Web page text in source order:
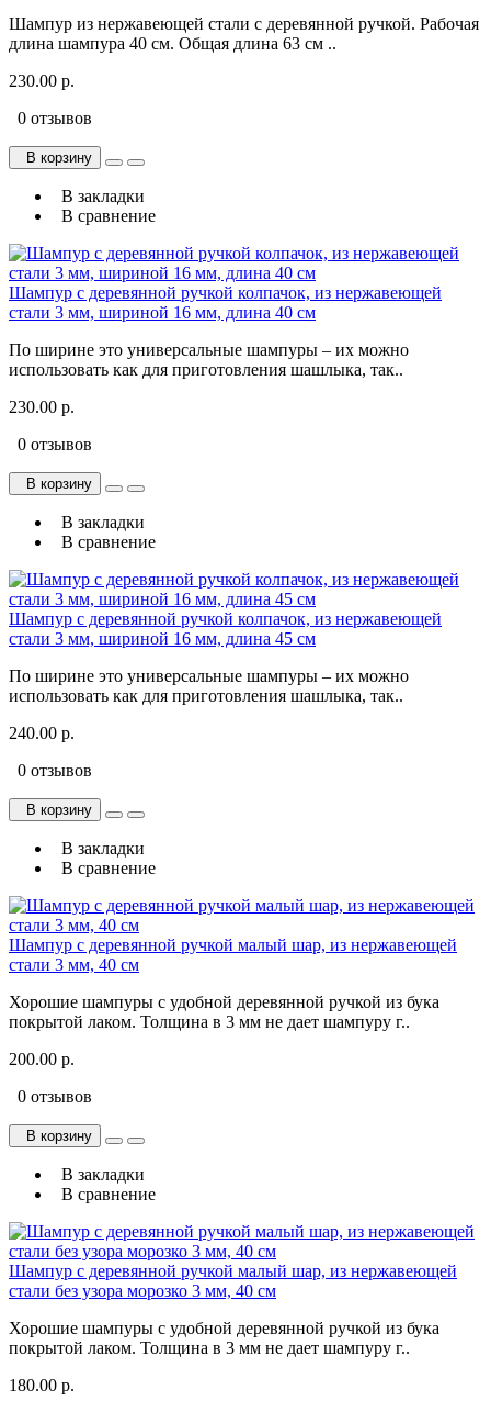
Шампур из нержавеющей стали с деревянной ручкой. Рабочая
длина шампура 40 см. Общая длина 63 см ..
230.00 р.
0 отзывов
В корзину
В закладки
В сравнение
Шампур с деревянной ручкой колпачок, из нержавеющей
стали 3 мм, шириной 16 мм, длина 40 см
По ширине это универсальные шампуры – их можно
использовать как для приготовления шашлыка, так..
230.00 р.
0 отзывов
В корзину
В закладки
В сравнение
Шампур с деревянной ручкой колпачок, из нержавеющей
стали 3 мм, шириной 16 мм, длина 45 см
По ширине это универсальные шампуры – их можно
использовать как для приготовления шашлыка, так..
240.00 р.
0 отзывов
В корзину
В закладки
В сравнение
Шампур с деревянной ручкой малый шар, из нержавеющей
стали 3 мм, 40 см
Хорошие шампуры с удобной деревянной ручкой из бука
покрытой лаком. Толщина в 3 мм не дает шампуру г..
200.00 р.
0 отзывов
В корзину
В закладки
В сравнение
Шампур с деревянной ручкой малый шар, из нержавеющей
стали без узора морозко 3 мм, 40 см
Хорошие шампуры с удобной деревянной ручкой из бука
покрытой лаком. Толщина в 3 мм не дает шампуру г..
180.00 р.